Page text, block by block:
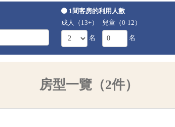
1間客房的利用人數
成人（13+）
名
兒童（0-12）
名
房型一覽（2件）